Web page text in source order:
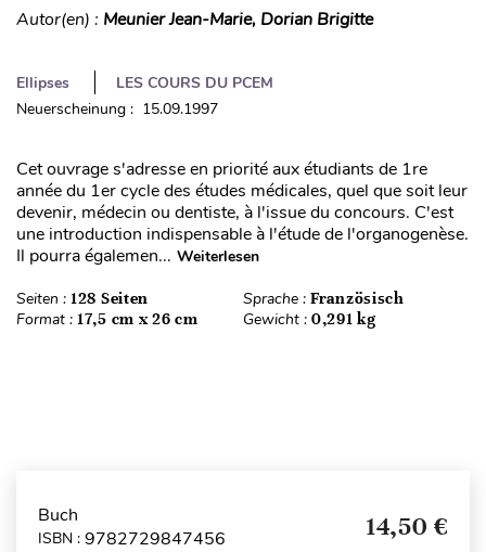
Autor(en) : Meunier Jean-Marie, Dorian Brigitte
Ellipses
LES COURS DU PCEM
Neuerscheinung : 15.09.1997
Cet ouvrage s'adresse en priorité aux étudiants de 1re
année du 1er cycle des études médicales, quel que soit leur
devenir, médecin ou dentiste, à l'issue du concours. C'est
une introduction indispensable à l'étude de l'organogenèse.
Il pourra égalemen... Weiterlesen
Seiten : 128 Seiten Sprache : Französisch
Format : 17,5 cm x 26 cm Gewicht : 0,291 kg
Buch
ISBN : 9782729847456 14,50 €